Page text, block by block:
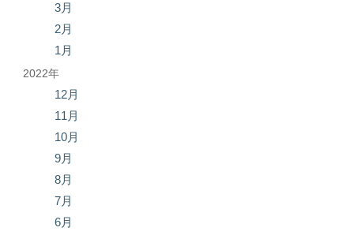
3月
2月
1月
2022年
12月
11月
10月
9月
8月
7月
6月